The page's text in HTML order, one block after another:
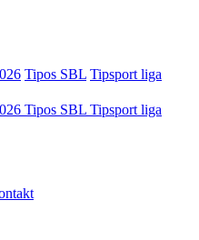
Tipos SBL Tipsport liga
Tipos SBL Tipsport liga